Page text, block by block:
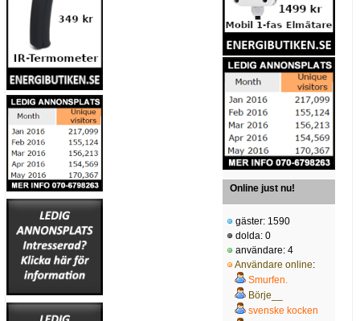
Online just nu!
gäster: 1590
dolda: 0
användare: 4
Användare online:
Smurfen.
Börje__
svenske kocken